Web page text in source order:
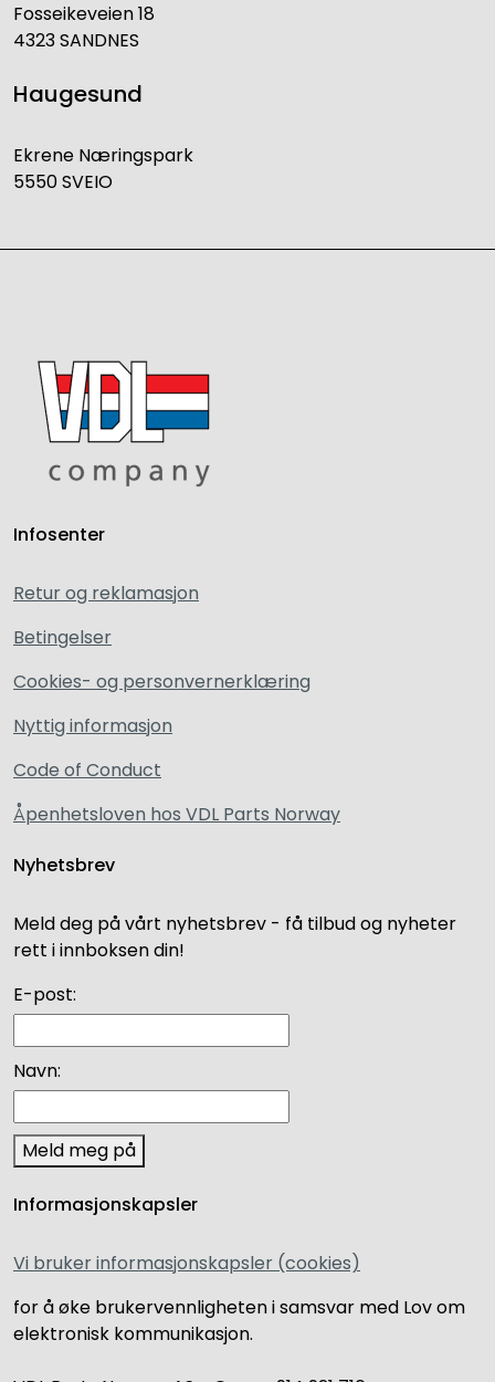
Fosseikeveien 18
4323 SANDNES
Haugesund
Ekrene Næringspark
5550 SVEIO
Infosenter
Retur og reklamasjon
Betingelser
Cookies- og personvernerklæring
Nyttig informasjon
Code of Conduct
Åpenhetsloven hos VDL Parts Norway
Nyhetsbrev
Meld deg på vårt nyhetsbrev - få tilbud og nyheter
rett i innboksen din!
E-post:
Navn:
Meld meg på
Informasjonskapsler
Vi bruker informasjonskapsler (cookies)
for å øke brukervennligheten i samsvar med Lov om
elektronisk kommunikasjon.